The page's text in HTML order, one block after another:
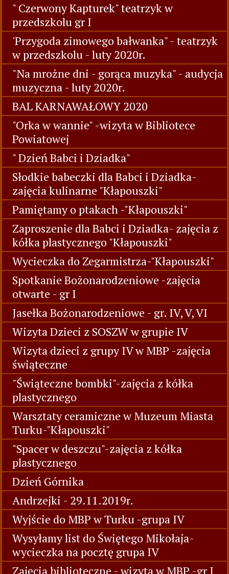
" Czerwony Kapturek" teatrzyk w
przedszkolu gr I
'Przygoda zimowego bałwanka" - teatrzyk
w przedszkolu - luty 2020r.
"Na mrożne dni - gorąca muzyka" - audycja
muzyczna - luty 2020r.
BAL KARNAWAŁOWY 2020
"Orka w wannie" -wizyta w Bibliotece
Powiatowej
" Dzień Babci i Dziadka"
Słodkie babeczki dla Babci i Dziadka-
zajęcia kulinarne "Kłapouszki"
Pamiętamy o ptakach -"Kłapouszki"
Zaproszenie dla Babci i Dziadka- zajęcia z
kółka plastycznego "Kłapouszki"
Wycieczka do Zegarmistrza-"Kłapouszki"
Spotkanie Bożonarodzeniowe -zajęcia
otwarte - gr I
Jasełka Bożonarodzeniowe - gr. IV, V, VI
Wizyta Dzieci z SOSZW w grupie IV
Wizyta dzieci z grupy IV w MBP -zajęcia
świąteczne
"Świąteczne bombki"-zajęcia z kółka
plastycznego
Warsztaty ceramiczne w Muzeum Miasta
Turku-"Kłapouszki"
"Spacer w deszczu"-zajęcia z kółka
plastycznego
Dzień Górnika
Andrzejki - 29.11.2019r.
Wyjście do MBP w Turku -grupa IV
Wysyłamy list do Świętego Mikołaja-
wycieczka na pocztę grupa IV
Zajęcia biblioteczne - wizyta w MBP -gr I